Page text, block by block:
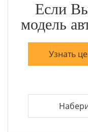
Если
модель
Узнать